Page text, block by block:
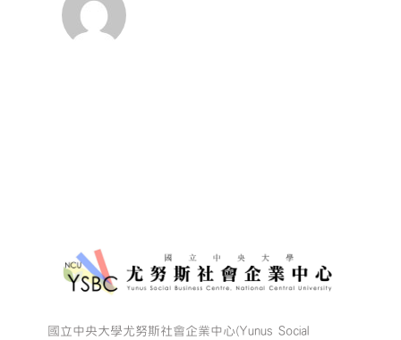
國立中央大學尤努斯社會企業中心(Yunus Social